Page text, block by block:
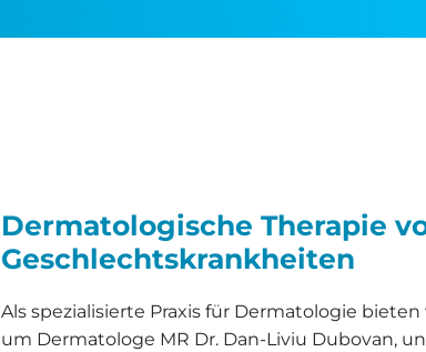
Dermatologische Therapie
Geschlechtskrankheiten
Als spezialisierte Praxis für Dermatologie bieten
um Dermatologe MR Dr. Dan-Liviu Dubovan,